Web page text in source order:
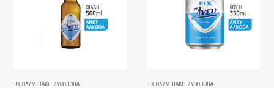
FIX ΟΛΥΜΠΙΑΚΉ ΖΥΘΟΠΟΙΊΑ FIX ΟΛΥΜΠΙΑΚΉ ΖΥΘΟΠΟΙΊΑ